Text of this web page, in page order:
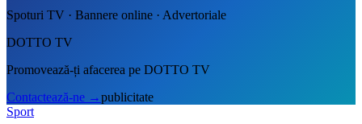
Spoturi TV · Bannere online · Advertoriale
DOTTO TV
Promovează-ți afacerea pe DOTTO TV
Contactează-ne →publicitate
Sport